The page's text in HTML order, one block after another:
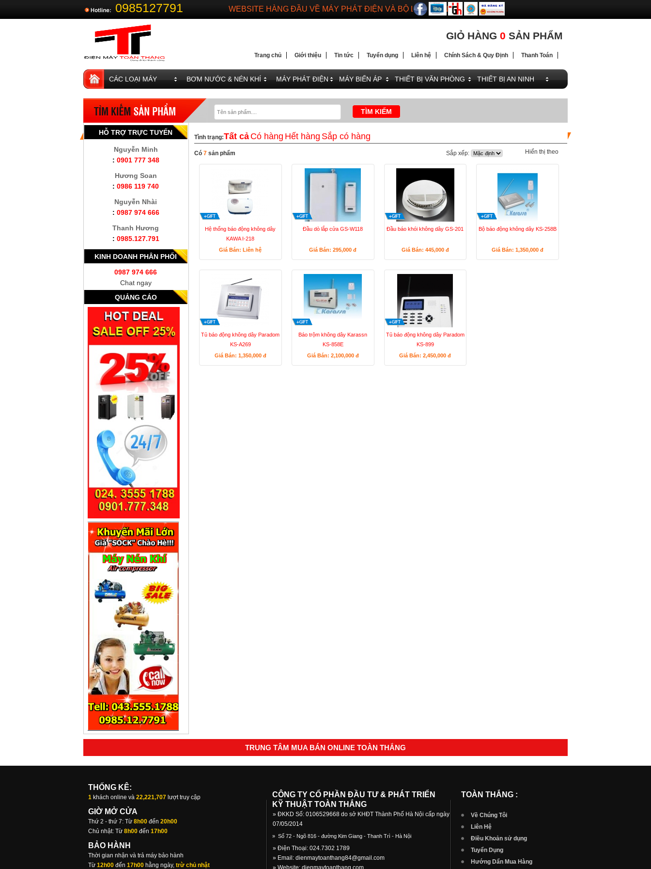
0985127791
WEBSITE HÀNG ĐẦU VỀ MÁY PHÁT ĐIỆN VÀ BỘ LƯU ĐIỆN
DIENMAYTOANTHANG.COM
GIỎ HÀNG 0 SẢN PHẨM
Trang chủ Giới thiệu Tin tức Tuyển dụng Liên hệ Chính Sách & Quy Định Thanh Toán
CÁC LOẠI MÁY BƠM NƯỚC & NÉN KHÍ MÁY PHÁT ĐIỆN MÁY BIẾN ÁP THIẾT BỊ VĂN PHÒNG THIẾT BỊ AN NINH
Tình trạng:Tất cả Có hàng Hết hàng Sắp có hàng
Có 7 sản phẩm Sắp xếp: Hiển thị theo
Hệ thống báo động không dây
KAWA I-218
Giá Bán: Liên hệ
Đầu dò lắp cửa GS-W118
Giá Bán: 295,000đ
Đầu báo khói không dây GS-201
Giá Bán: 445,000 đ
Bộ báo động không dây KS-258B
Giá Bán: 1,350,000đ
Tủ báo động không dây Paradom
KS-A269
Giá Bán: 1,350,000 đ
Báo trộm không dây Karassn
KS-858E
Giá Bán: 2,100,000 đ
Tủ báo động không dây Paradom
KS-899
Giá Bán: 2,450,000đ
HỖ TRỢ TRỰC TUYẾN
Nguyễn Minh
: 0901 777 348
Hương Soan
: 0986 119 740
Nguyễn Nhài
: 0987 974 666
Thanh Hương
: 0985.127.791
KINH DOANH PHÂN PHỐI
0987 974 666
Chat ngay
QUẢNG CÁO
TRUNG TÂM MUA BÁN ONLINE TOÀN THẮNG
THỐNG KÊ:
1 khách online và 22,221,707 lượt truy cập
GIỜ MỞ CỬA
Thứ 2 - thứ 7: Từ 8h00 đến 20h00
Chủ nhật: Từ 8h00 đến 17h00
BẢO HÀNH
Thời gian nhận và trả máy bảo hành
Từ 12h00 đến 17h00 hằng ngày, trừ chủ nhật
CÔNG TY CỔ PHẦN ĐẦU TƯ & PHÁT TRIỂN
KỸ THUẬT TOÀN THẮNG
» ĐKKD Số: 0106529668 do sở KHĐT Thành Phố Hà Nội cấp ngày
07/05/2014
» Số 72 - Ngõ 816 - đường Kim Giang - Thanh Trì - Hà Nội
» Điện Thoại: 024.7302 1789
» Email: dienmaytoanthang84@gmail.com
TOÀN THẮNG :
Về Chúng Tôi
Liên Hệ
Điều Khoản sử dụng
Tuyển Dụng
Hướng Dẩn Mua Hàng